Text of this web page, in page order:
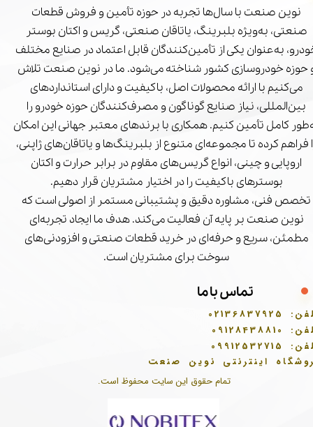
تمام حقوق این سایت محفوظ است.
نوین صنعت با سال‌ها تجربه در حوزه تأمین و فروش قطعات
صنعتی، به‌ویژه بلبرینگ، یاتاقان صنعتی، گریس و اکتان بوستر
به‌عنوان یکی از تأمین‌کنندگان قابل اعتماد در صنایع مختلف
حوزه خودروسازی کشور شناخته می‌شود. ما در نوین صنعت تلاش
می‌کنیم با ارائه محصولات اصل، باکیفیت و دارای استانداردهای
بین‌المللی، نیاز صنایع گوناگون و مصرف‌کنندگان حوزه خودرو را
کامل تأمین کنیم. همکاری با برندهای معتبر جهانی این امکان
فراهم کرده تا مجموعه‌ای متنوع از بلبرینگ‌ها و یاتاقان‌های ژاپنی،
اروپایی و چینی، انواع گریس‌های مقاوم در برابر حرارت و اکتان
بوسترهای باکیفیت را در اختیار مشتریان قرار دهیم.
تخصص فنی، مشاوره دقیق و پشتیبانی مستمر از اصولی است که
نوین صنعت بر پایه آن فعالیت می‌کند. هدف ما ایجاد تجربه‌ای
مطمئن، سریع و حرفه‌ای در خرید قطعات صنعتی و افزودنی‌های
سوخت برای مشتریان است.
تماس با ما
02136837925
09128438810
09912532715
اینترنتی نوین صنعت